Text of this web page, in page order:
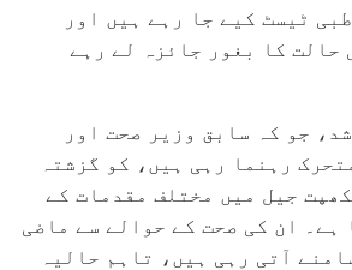
ٹیسٹ کیے جا رہے ہیں اور
حالت کا بغور جائزہ لے رہے
جو کہ سابق وزیر صحت اور
رہنما رہی ہیں، کو گزشتہ
جیل میں مختلف مقدمات کے
ہے۔ ان کی صحت کے حوالے سے ماضی
آتی رہی ہیں، تاہم حالیہ